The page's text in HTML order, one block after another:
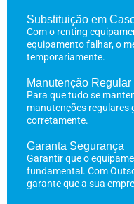
Substituição em
Com o renting
equipamento falhar, o
temporariamente.
Manutenção Regular
Para que tudo se
manutenções
corretamente.
Garanta Segurança
Garantir que o
fundamental. Com
garante que a sua